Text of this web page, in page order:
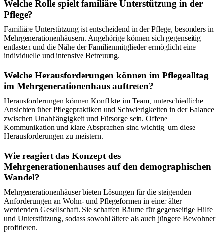
Welche Rolle spielt familiäre Unterstützung in der
Pflege?
Familiäre Unterstützung ist entscheidend in der Pflege, besonders in
Mehrgenerationenhäusern. Angehörige können sich gegenseitig
entlasten und die Nähe der Familienmitglieder ermöglicht eine
individuelle und intensive Betreuung.
Welche Herausforderungen können im Pflegealltag
im Mehrgenerationenhaus auftreten?
Herausforderungen können Konflikte im Team, unterschiedliche
Ansichten über Pflegepraktiken und Schwierigkeiten in der Balance
zwischen Unabhängigkeit und Fürsorge sein. Offene
Kommunikation und klare Absprachen sind wichtig, um diese
Herausforderungen zu meistern.
Wie reagiert das Konzept des
Mehrgenerationenhauses auf den demographischen
Wandel?
Mehrgenerationenhäuser bieten Lösungen für die steigenden
Anforderungen an Wohn- und Pflegeformen in einer älter
werdenden Gesellschaft. Sie schaffen Räume für gegenseitige Hilfe
und Unterstützung, sodass sowohl ältere als auch jüngere Bewohner
profitieren.